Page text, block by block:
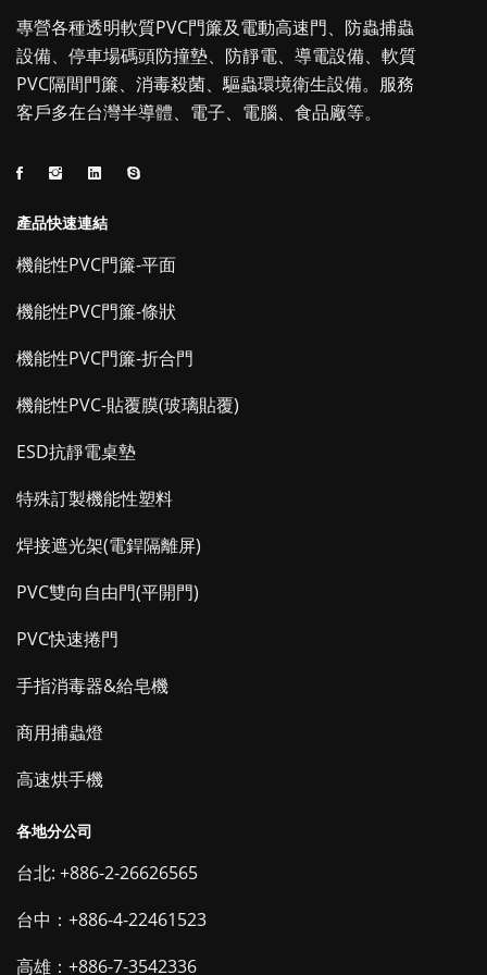
專營各種透明軟質PVC門簾及電動高速門、防蟲捕蟲
設備、停車場碼頭防撞墊、防靜電、導電設備、軟質
PVC隔間門簾、消毒殺菌、驅蟲環境衛生設備。服務
客戶多在台灣半導體、電子、電腦、食品廠等。
產品快速連結
機能性PVC門簾-平面
機能性PVC門簾-條狀
機能性PVC門簾-折合門
機能性PVC-貼覆膜(玻璃貼覆)
ESD抗靜電桌墊
特殊訂製機能性塑料
焊接遮光架(電銲隔離屏)
PVC雙向自由門(平開門)
PVC快速捲門
手指消毒器&給皂機
商用捕蟲燈
高速烘手機
各地分公司
台北: +886-2-26626565
台中：+886-4-22461523
高雄：+886-7-3542336